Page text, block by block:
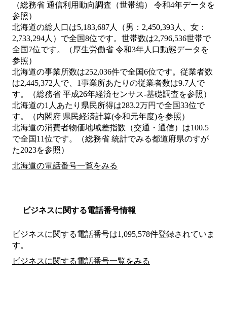
（総務省 通信利用動向調査（世帯編） 令和4年データを
参照）
北海道の総人口は5,183,687人（男：2,450,393人、女：
2,733,294人）で全国8位です。世帯数は2,796,536世帯で
全国7位です。（厚生労働省 令和3年人口動態データを
参照）
北海道の事業所数は252,036件で全国6位です。従業者数
は2,445,372人で、1事業所あたりの従業者数は9.7人で
す。（総務省 平成26年経済センサス‐基礎調査を参照）
北海道の1人あたり県民所得は283.2万円で全国33位で
す。（内閣府 県民経済計算(令和元年度)を参照）
北海道の消費者物価地域差指数（交通・通信）は100.5
で全国11位です。（総務省 統計でみる都道府県のすが
た2023を参照）
北海道の電話番号一覧をみる
ビジネスに関する電話番号情報
ビジネスに関する電話番号は1,095,578件登録されていま
す。
ビジネスに関する電話番号一覧をみる